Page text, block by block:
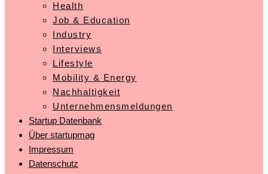
Health
Job & Education
Industry
Interviews
Lifestyle
Mobility & Energy
Nachhaltigkeit
Unternehmensmeldungen
Startup Datenbank
Über startupmag
Impressum
Datenschutz